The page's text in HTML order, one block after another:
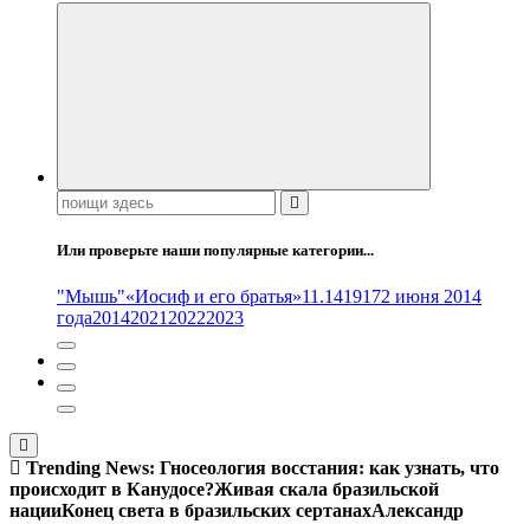
Поиск:
Или проверьте наши популярные категории...
"Мышь"«Иосиф и его братья»11.1419172 июня 2014
года20142021 20222023
Trending News: Гносеология восстания: как узнать, что
происходит в Канудосе?Живая скала бразильской
нацииКонец света в бразильских сертанахАлександр